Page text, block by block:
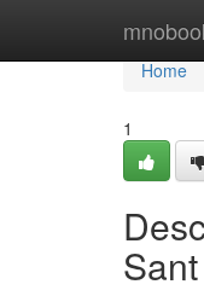
Home
Home
1